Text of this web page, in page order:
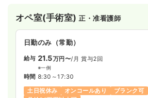
オペ室(手術室)正・准看護師
日勤のみ（常勤）
給与 21.5万円〜/月 賞与2回
※一例
時間 8:30～17:30
土日祝休み
オンコールあり ブランク可